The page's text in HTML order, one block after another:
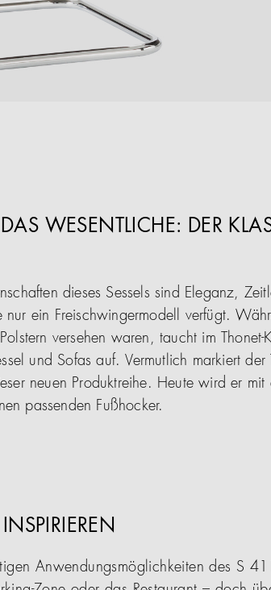
WESENTLICHE: DER
dieses Sessels sind Eleganz,
ein Freischwingermodell verfügt.
versehen waren, taucht im
und Sofas auf. Vermutlich markiert
neuen Produktreihe. Heute wird er mit
passenden Fußhocker.
Anwendungsmöglichkeiten des S